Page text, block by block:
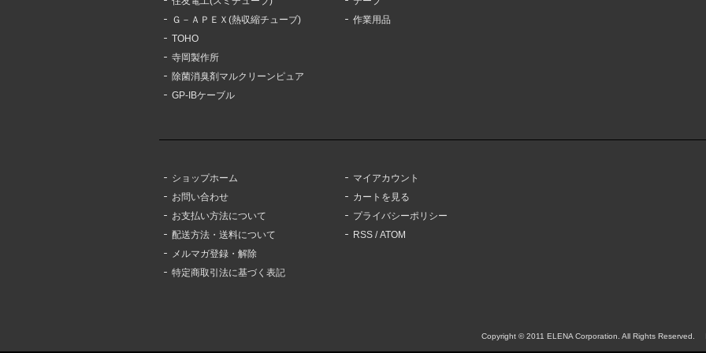
Ｇ－ＡＰＥＸ(熱収縮チューブ)
TOHO
寺岡製作所
除菌消臭剤マルクリーンピュア
GP-IBケーブル
作業用品
ショップホーム
お問い合わせ
お支払い方法について
配送方法・送料について
メルマガ登録・解除
特定商取引法に基づく表記
マイアカウント
カートを見る
プライバシーポリシー
RSS /ATOM
Copyright © 2011 ELENA Corporation. All Rights Reserved.